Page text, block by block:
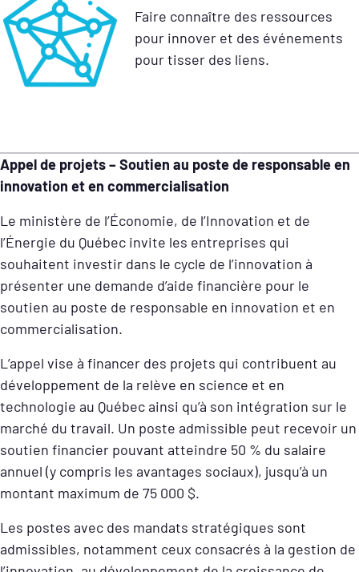
Faire connaître des ressources
pour innover et des événements
pour tisser des liens.
Appel de projets – Soutien au poste de responsable en
innovation et en commercialisation
Le ministère de l’Économie, de l’Innovation et de
l’Énergie du Québec invite les entreprises qui
souhaitent investir dans le cycle de l’innovation à
présenter une demande d’aide financière pour le
soutien au poste de responsable en innovation et en
commercialisation.
L’appel vise à financer des projets qui contribuent au
développement de la relève en science et en
technologie au Québec ainsi qu’à son intégration sur le
marché du travail. Un poste admissible peut recevoir un
soutien financier pouvant atteindre 50 % du salaire
annuel (y compris les avantages sociaux), jusqu’à un
montant maximum de 75 000 $.
Les postes avec des mandats stratégiques sont
admissibles, notamment ceux consacrés à la gestion de